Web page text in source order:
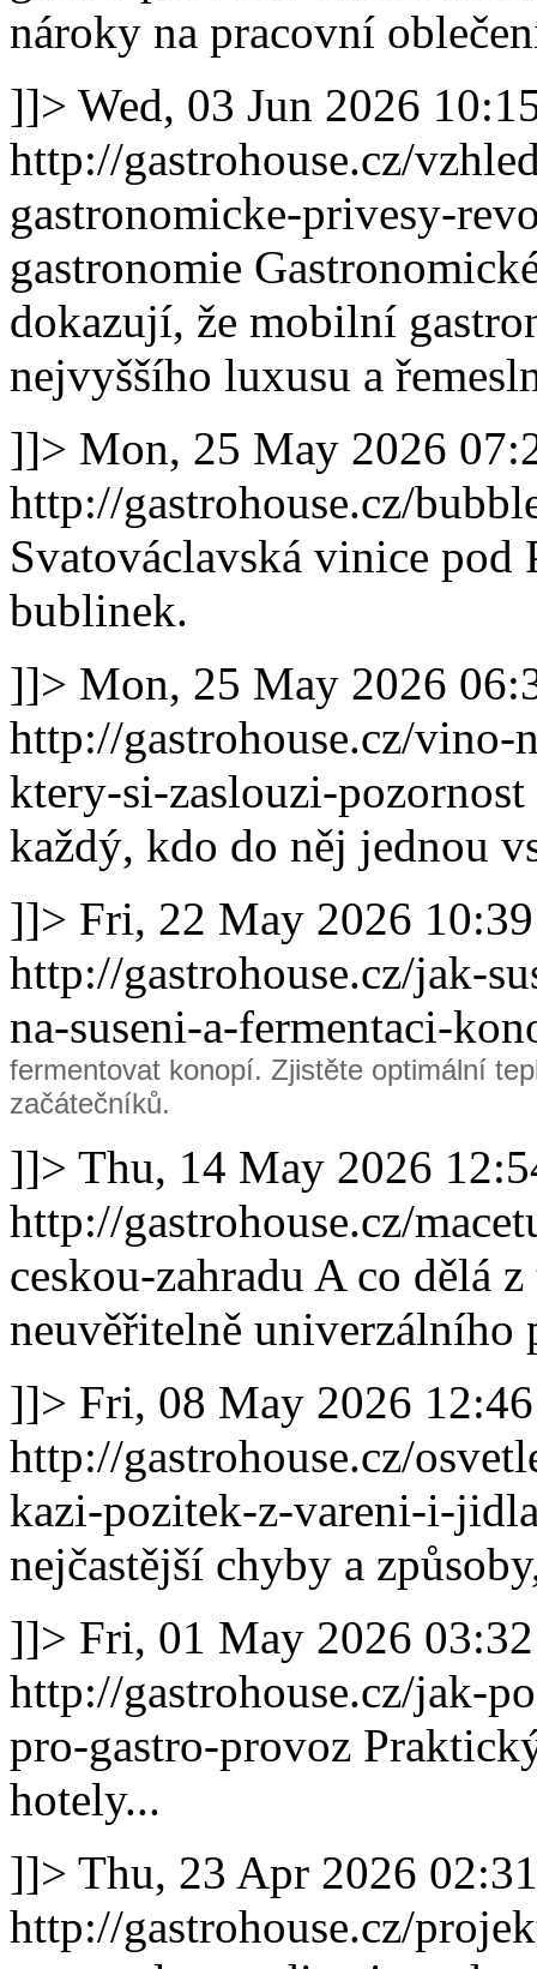
nároky na pracovní
]]> Wed, 03 Jun 2026
http://gastrohouse.cz/
gastronomicke-privesy-
gastronomie
dokazují, že mobilní
nejvyššího luxusu a
]]> Mon, 25 May 2026
http://gastrohouse.cz/
Svatováclavská vinice pod
bublinek.
]]> Mon, 25 May 2026
http://gastrohouse.cz/
ktery-si-zaslouzi-pozornost
každý, kdo do něj jednou
]]> Fri, 22 May 2026
http://gastrohouse.cz/jak-
na-suseni-a-fermentaci-
fermentovat konopí. Zjistěte optimální
začátečníků.
]]> Thu, 14 May 2026
http://gastrohouse.cz/
ceskou-zahradu A co dělá
neuvěřitelně univerzálního
]]> Fri, 08 May 2026
http://gastrohouse.cz/
kazi-pozitek-z-vareni-i-
nejčastější chyby a
]]> Fri, 01 May 2026
http://gastrohouse.cz/jak-
pro-gastro-provoz
hotely...
]]> Thu, 23 Apr 2026
http://gastrohouse.cz/